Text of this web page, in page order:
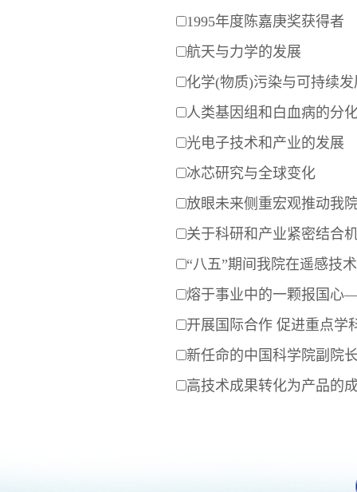
1995年度陈嘉庚奖获得者
航天与力学的发展
化学(物质)污染与可持续发
人类基因组和白血病的分
光电子技术和产业的发展
冰芯研究与全球变化
放眼未来侧重宏观推动我
关于科研和产业紧密结合
“八五”期间我院在遥感技
熔于事业中的一颗报国
开展国际合作 促进重点学
新任命的中国科学院副院
高技术成果转化为产品的